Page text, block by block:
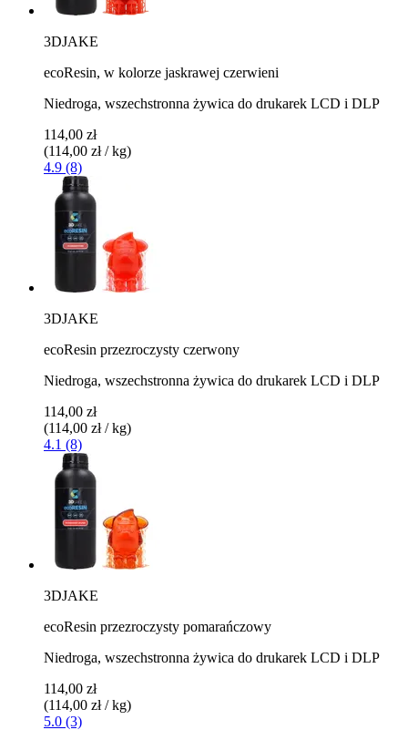
3DJAKE
ecoResin, w kolorze jaskrawej czerwieni
Niedroga, wszechstronna żywica do drukarek LCD i DLP
114,00 zł
(114,00 zł / kg)
4.9 (8)
3DJAKE
ecoResin przezroczysty czerwony
Niedroga, wszechstronna żywica do drukarek LCD i DLP
114,00 zł
(114,00 zł / kg)
4.1 (8)
3DJAKE
ecoResin przezroczysty pomarańczowy
Niedroga, wszechstronna żywica do drukarek LCD i DLP
114,00 zł
(114,00 zł / kg)
5.0 (3)